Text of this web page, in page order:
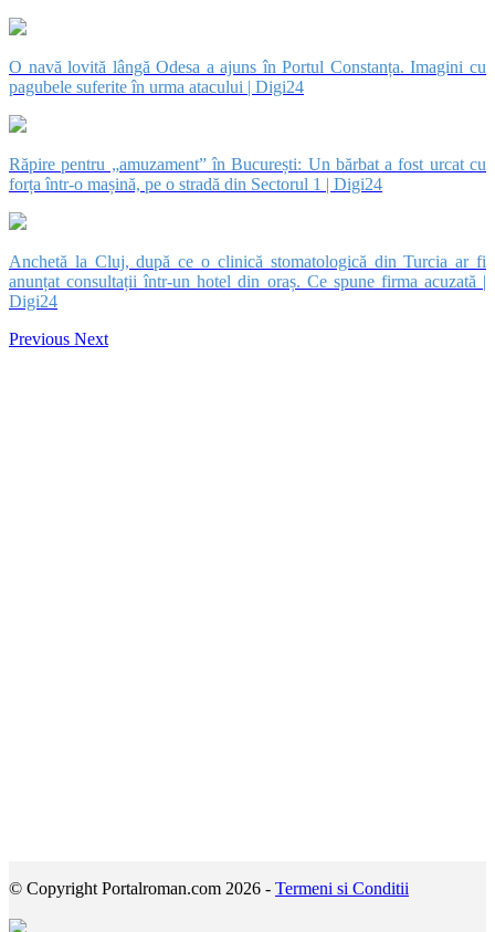
O navă lovită lângă Odesa a ajuns în Portul Constanța. Imagini cu
pagubele suferite în urma atacului | Digi24
Răpire pentru „amuzament” în București: Un bărbat a fost urcat cu
forța într-o mașină, pe o stradă din Sectorul 1 | Digi24
Anchetă la Cluj, după ce o clinică stomatologică din Turcia ar fi
anunțat consultații într-un hotel din oraș. Ce spune firma acuzată |
Digi24
Previous Next
© Copyright Portalroman.com 2026 - Termeni si Conditii